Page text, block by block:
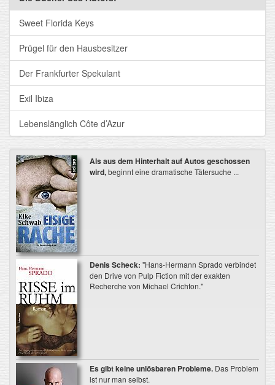
Sweet Florida Keys
Prügel für den Hausbesitzer
Der Frankfurter Spekulant
Exil Ibiza
Lebenslänglich Côte d’Azur
Als aus dem Hinterhalt auf Autos geschossen
wird,beginnt eine dramatische Tätersuche ...
Denis Scheck: "Hans-Hermann Sprado verbindet
den Drive von Pulp Fiction mit der exakten
Recherche von Michael Crichton."
Es gibt keine unlösbaren Probleme. Das Problem
ist nur man selbst.